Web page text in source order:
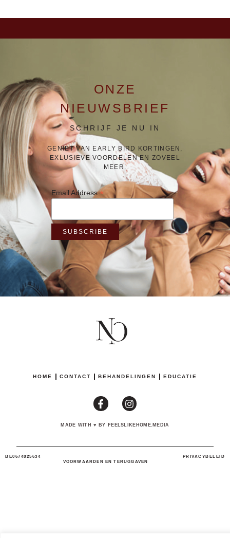
ONZE
NIEUWSBRIEF
SCHRIJF JE NU IN
GENIET VAN EARLY BIRD KORTINGEN,
EXLUSIEVE VOORDELEN EN ZOVEEL
MEER.
Email Address*
HOME CONTACT BEHANDELINGEN EDUCATIE
MADE WITH♥ BY FEELSLIKEHOME.MEDIA
PRIVACYBELEID
BE0674825634
VOORWAARDEN EN TERUGGAVEN